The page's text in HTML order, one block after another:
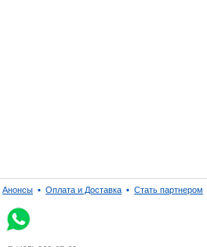
Анонсы ▪ Оплата и Доставка ▪ Стать партнером